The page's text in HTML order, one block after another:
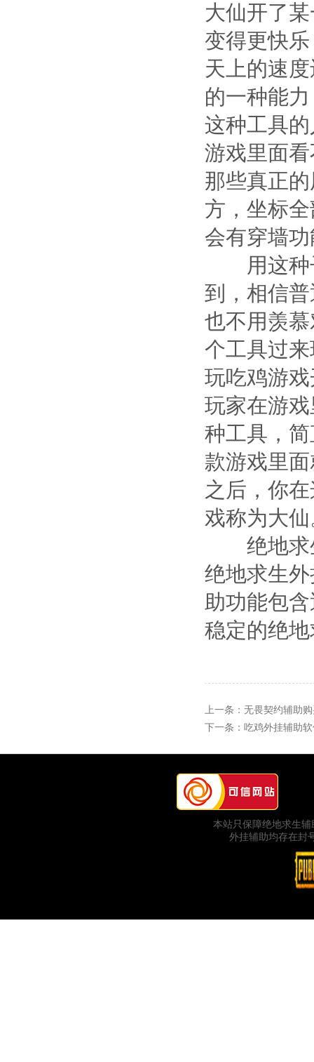
大仙开了
变得更快
天上的速
的一种能
这种工具
游戏里面
那些真正
方，坐标
会有穿墙
用这种子
到，相信
也不用羡
个工具过
玩吃鸡游
玩家在游
种工具，
款游戏里
之后，你
戏称为大
绝地求生
绝地求生
助功能包
稳定的绝地
上一条： 无畏契约辅助
下一条： 吃鸡外挂辅助
本站只保障绝地求生
外挂辅助均存在封